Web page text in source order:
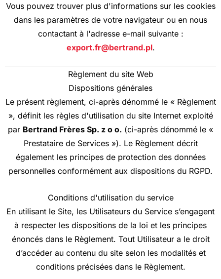
Vous pouvez trouver plus d'informations sur les cookies
dans les paramètres de votre navigateur ou en nous
contactant à l'adresse e-mail suivante :
export.fr@bertrand.pl.
Règlement du site Web
Dispositions générales
Le présent règlement, ci-après dénommé le « Règlement
», définit les règles d'utilisation du site Internet exploité
par Bertrand Frères Sp. z o o. (ci-après dénommé le «
Prestataire de Services »). Le Règlement décrit
également les principes de protection des données
personnelles conformément aux dispositions du RGPD.
Conditions d'utilisation du service
En utilisant le Site, les Utilisateurs du Service s’engagent
à respecter les dispositions de la loi et les principes
énoncés dans le Règlement. Tout Utilisateur a le droit
d’accéder au contenu du site selon les modalités et
conditions précisées dans le Règlement.